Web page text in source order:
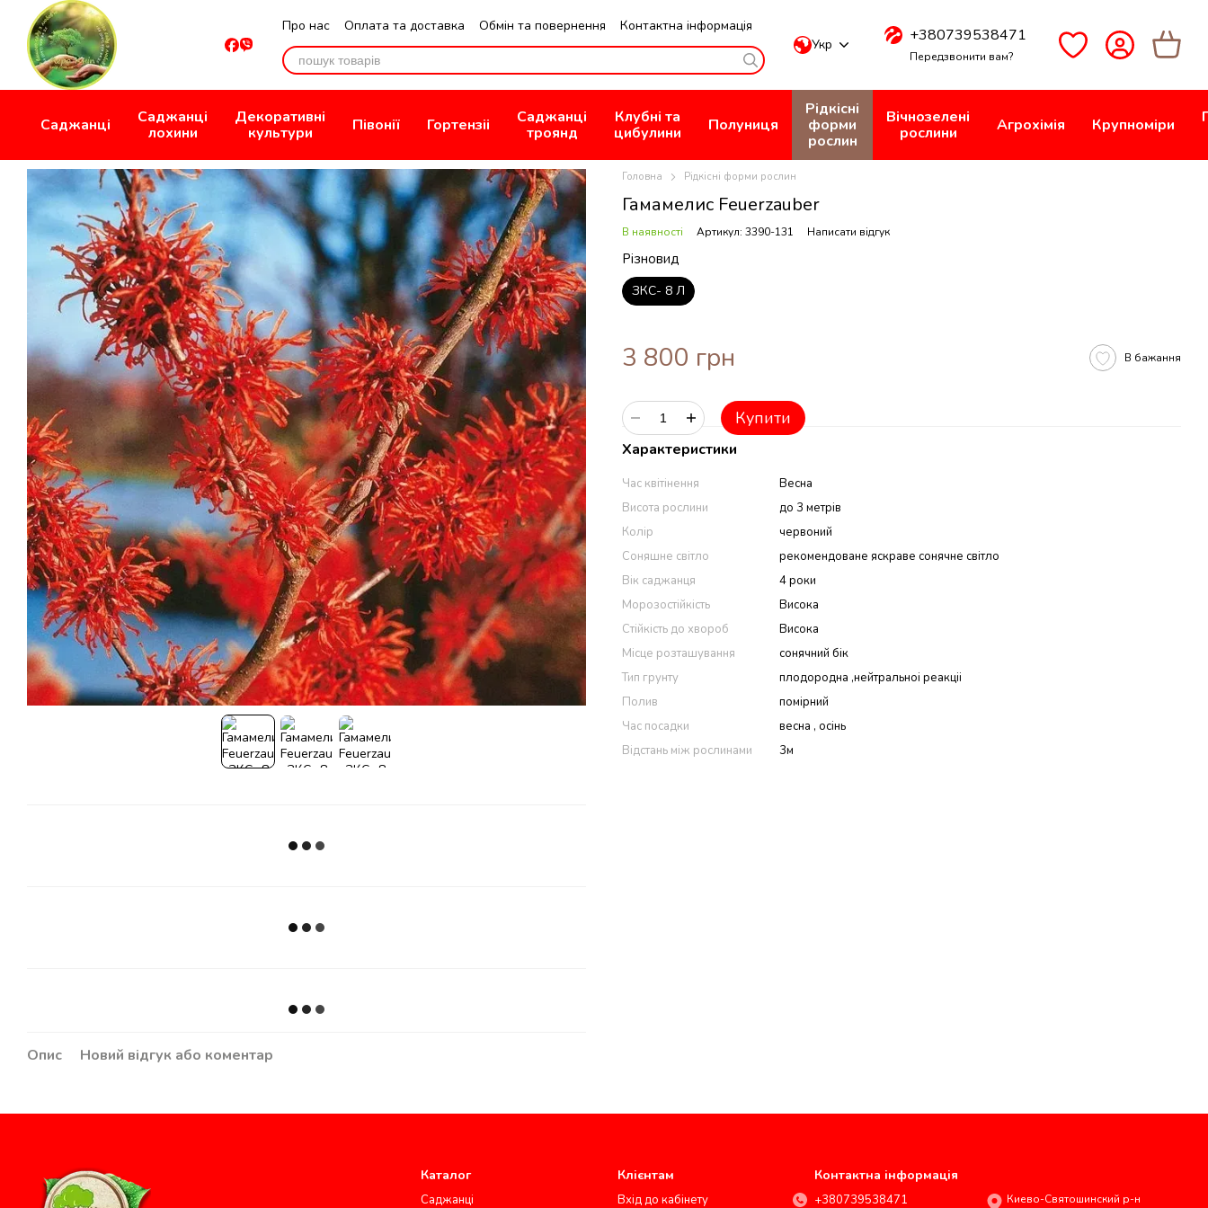
Перейти до основного контенту
Про нас Оплата та доставка Обмін та повернення
Контактна інформація
Відгуки про магазин
Публична Оферта Укр +380739538471
Передзвонити вам?
Саджанці
Саджанці
лохини
Декоративні
культури
Півонії Гортензіі
Саджанці
троянд
Клубні та
цибулини
Полуниця
Рідкісні
форми
рослин
Вічнозелені
рослини
Агрохімія Крупноміри
Опис Новий відгук або коментар
Головна Рідкісні форми рослин
Гамамелис Feuerzauber
В наявності Артикул: 3390-131 Написати відгук
Різновид
ЗКС- 8 Л
3 800 грн В бажання
Купити
Характеристики
Час квітінення
Весна
Висота рослини
до 3 метрів
Колір
червоний
Соняшне світло
рекомендоване яскраве сонячне світло
Вік саджанця
4 роки
Морозостійкість
Висока
Стійкість до хвороб
Висока
Місце розташування
сонячний бік
Тип грунту
плодородна ,нейтральноі реакціі
Полив
помірний
Час посадки
весна , осінь
Відстань між рослинами
3м
Каталог
Саджанці
Клієнтам
Вхід до кабінету
Контактна інформація
+380739538471
Киево-Святошинский р-н